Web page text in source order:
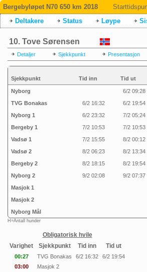
Bergebyløpet N70 650 km 2018
Deltakere
Status Løype
10. Tove Sørensen
Detaljer Sjekkpunkt Presentasjon
Sjekkpunkt Tid inn Tid ut
Nyborg 6/2 09:28
TVG Bonakas
6/2 16:32 6/2 19:54
Nyborg 1
6/2 23:32 7/2 05:24
Bergeby 1
7/2 10:53 7/2 10:53
Vadsø 1
7/2 15:55 8/2 00:12
Vadsø 2
8/2 06:23 8/2 13:34
Bergeby 2
8/2 18:15 8/2 19:54
Nyborg 2
9/2 02:08 9/2 07:37
Masjok 1
Masjok 2
Nyborg Mål
H=Antall hunder
Obligatorisk hvile
Varighet
Sjekkpunkt Tid inn Tid ut
00:27 TVG Bonakas 6/2 16:32
6/2 19:54
03:00
Masjok 2